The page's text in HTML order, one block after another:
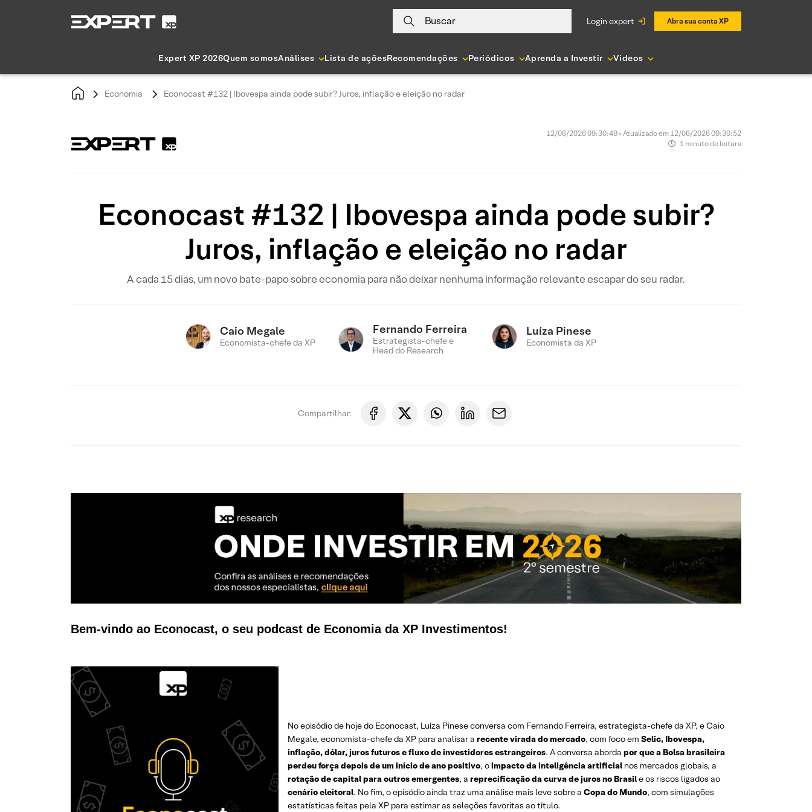
Buscar login expert Abra sua conta XP
Expert XP 2026Quem somosAnálises Lista de açõesRecomendações Periódicos Aprenda a Investir Vídeos
Economia Econocast #132 | Ibovespa ainda pode subir? Juros, inflação e eleição no radar
12/06/2026 09:30:49 • Atualizado em 12/06/2026 09:30:52
1 minuto de leitura
Econocast #132 | Ibovespa ainda pode subir?
Juros, inflação e eleição no radar
A cada 15 dias, um novo bate-papo sobre economia para não deixar nenhuma informação relevante escapar do seu radar.
Caio Megale
Economista-chefe da XP
Fernando Ferreira
Estrategista-chefe e
Head do Research
Luíza Pinese
Economista da XP
Compartilhar:
Bem-vindo ao Econocast, o seu podcast de Economia da XP Investimentos!
No episódio de hoje do Econocast, Luíza Pinese conversa com Fernando Ferreira, estrategista-chefe da XP, e Caio
Megale, economista-chefe da XP para analisar arecente virada do mercado, com foco emSelic, Ibovespa,
inflação, dólar, juros futuros e fluxo de investidores estrangeiros. A conversa abordapor que a Bolsa brasileira
perdeu força depois de um início de ano positivo, oimpacto da inteligência artificial nos mercados globais, a
rotação de capital para outros emergentes, areprecificação da curva de juros no Brasile os riscos ligados ao
cenário eleitoral. No fim, o episódio ainda traz uma análise mais leve sobre aCopa do Mundo, com simulações
estatísticas feitas pela XP para estimar as seleções favoritas ao título.